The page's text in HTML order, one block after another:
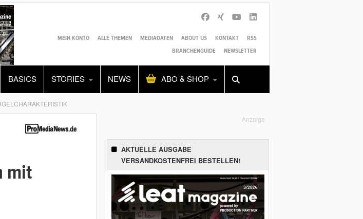
MEIN KONTO ALLE THEMEN MEDIADATEN ABOUT US KONTAKT
RSS
BRANCHENGUIDE
NEWSLETTER
BASICS STORIES NEWS ABO & SHOP
Alles Shop SUCHEN
mit
Anzeige
AKTUELLE AUSGABE
VERSANDKOSTENFREI BESTELLEN!